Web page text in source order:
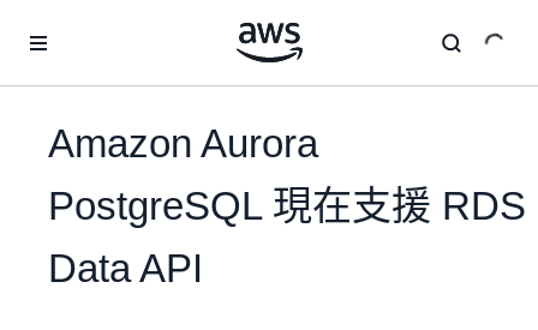
Amazon Aurora
PostgreSQL 現在支援 RDS
Data API